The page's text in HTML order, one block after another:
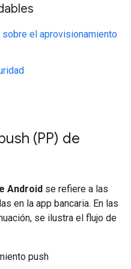
el aprovisionamiento
(PP) de
Android se refiere a las
en la app bancaria. En las
se ilustra el flujo de